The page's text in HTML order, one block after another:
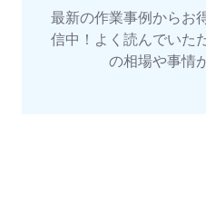
最新の作業事例からお
信中！よく読んでいた
の相場や事情